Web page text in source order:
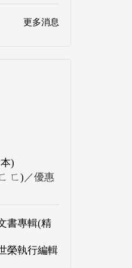
更多消息
)
ㄈ) ／優惠
書專輯(精
榮執行編輯